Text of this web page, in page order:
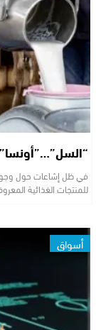
في ظل إشاعات حول وجود
للمنتجات الغذائية
أسواق